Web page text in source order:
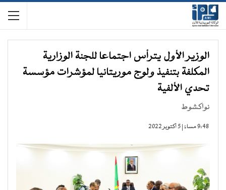
الوزير الأول يترأس اجتماعا للجنة الوزارية
المكلفة بتنفيذ ولوج موريتانيا لمؤشرات مؤسسة
تحدي الألفية
نواكشوط
9:48 مساءً | 5 أكتوبر 2022